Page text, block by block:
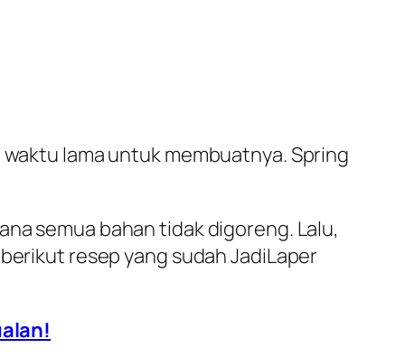
lama untuk membuatnya. Spring
semua bahan tidak digoreng. Lalu,
resep yang sudah JadiLaper